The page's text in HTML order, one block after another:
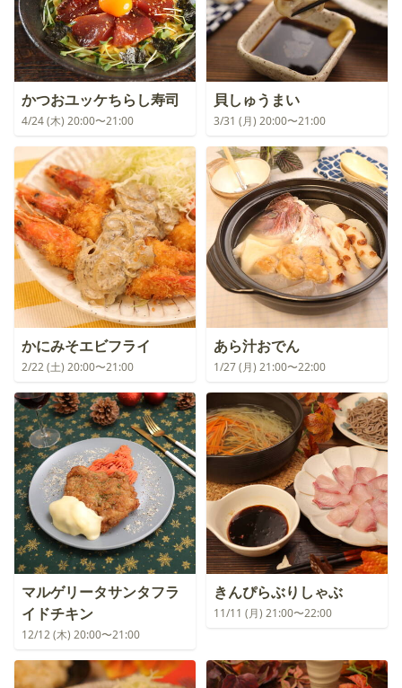
かつおユッケちらし寿司
4/24 (木) 20:00〜21:00
貝しゅうまい
3/31 (月) 20:00〜21:00
かにみそエビフライ
2/22 (土) 20:00〜21:00
あら汁おでん
1/27 (月) 21:00〜22:00
マルゲリータサンタフラ
イドチキン
12/12 (木) 20:00〜21:00
きんぴらぶりしゃぶ
11/11 (月) 21:00〜22:00